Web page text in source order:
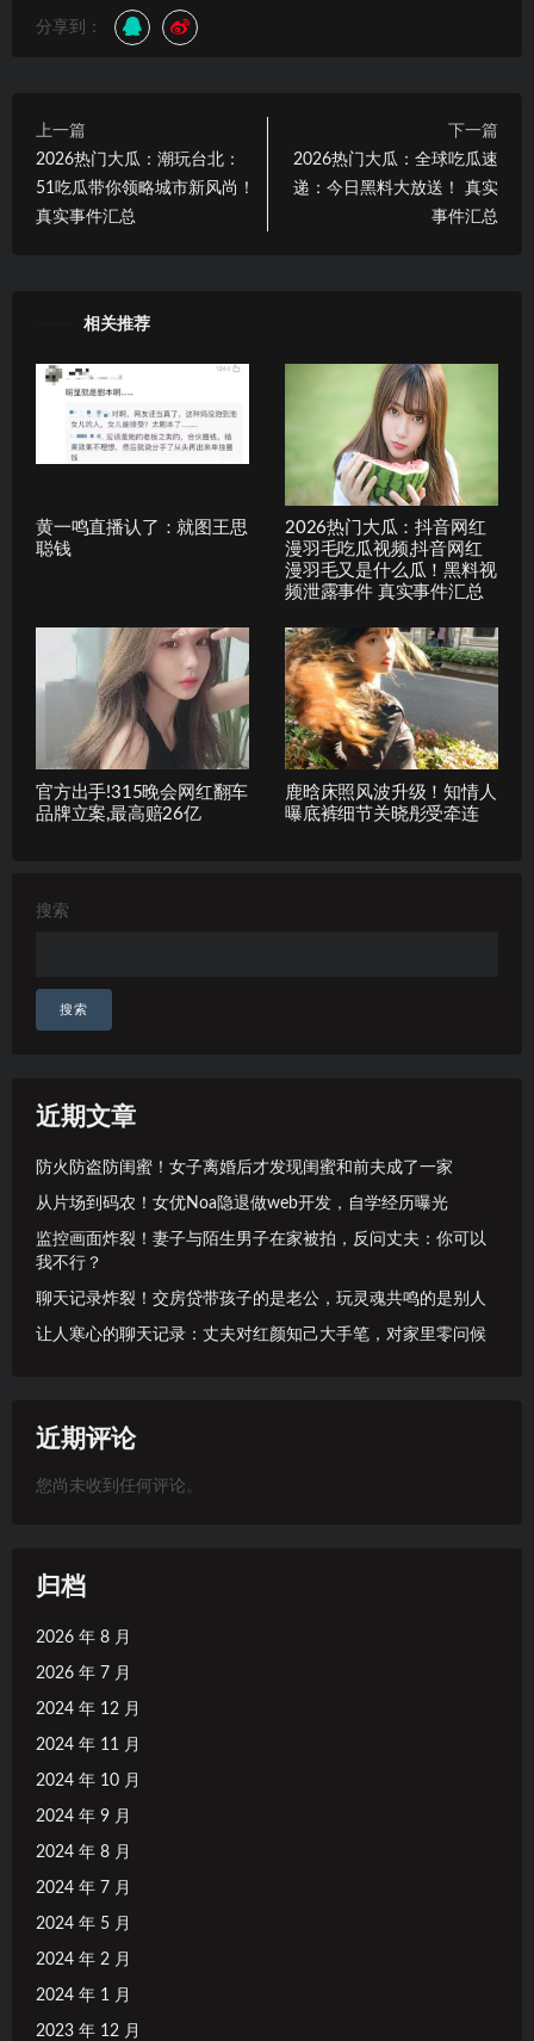
分享到：
上一篇
2026热门大瓜：潮玩台北：
51吃瓜带你领略城市新风尚！
真实事件汇总
下一篇
2026热门大瓜：全球吃瓜速
递：今日黑料大放送！ 真实
事件汇总
相关推荐
黄一鸣直播认了：就图王思
聪钱
2026热门大瓜：抖音网红
漫羽毛吃瓜视频,抖音网红
漫羽毛又是什么瓜！黑料视
频泄露事件 真实事件汇总
官方出手!315晚会网红翻车
品牌立案,最高赔26亿
鹿晗床照风波升级！知情人
曝底裤细节关晓彤受牵连
搜索
搜索
近期文章
防火防盗防闺蜜！女子离婚后才发现闺蜜和前夫成了一家
从片场到码农！女优Noa隐退做web开发，自学经历曝光
监控画面炸裂！妻子与陌生男子在家被拍，反问丈夫：你可以
我不行？
聊天记录炸裂！交房贷带孩子的是老公，玩灵魂共鸣的是别人
让人寒心的聊天记录：丈夫对红颜知己大手笔，对家里零问候
近期评论
您尚未收到任何评论。
归档
2026 年 8 月
2026 年 7 月
2024 年 12 月
2024 年 11 月
2024 年 10 月
2024 年 9 月
2024 年 8 月
2024 年 7 月
2024 年 5 月
2024 年 2 月
2024 年 1 月
2023 年 12 月